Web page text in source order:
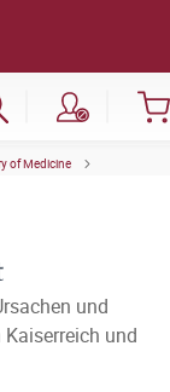
of Medicine
und
und